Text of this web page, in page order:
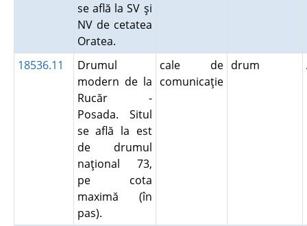
se află la SV şi
NV de cetatea
Oratea.
18536.11
Drumul
modern de la
Rucăr -
Posada. Situl
se află la est
de drumul
naţional 73,
pe cota
maximă (în
pas).
cale de
comunicaţie
drum